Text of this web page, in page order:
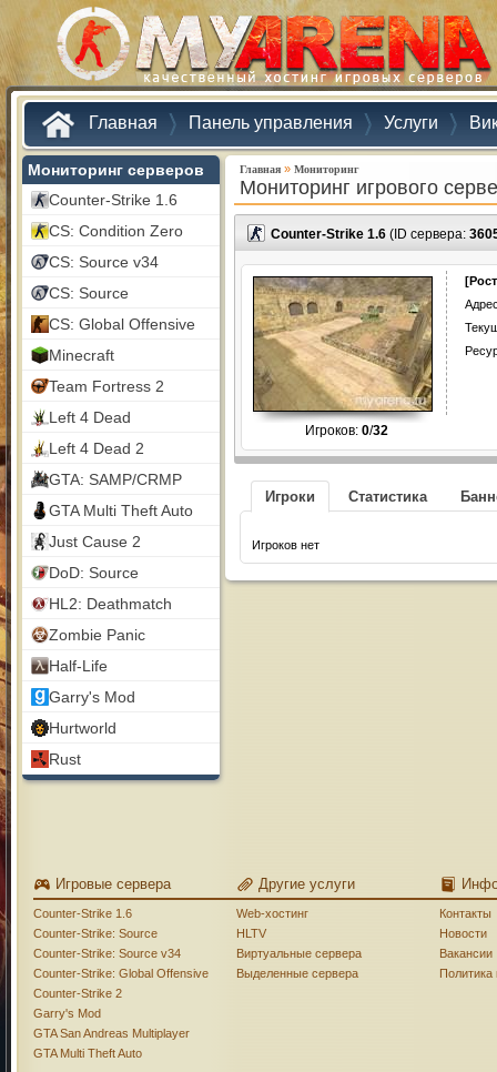
Главная Панель управления Услуги
Мониторинг серверов
Counter-Strike 1.6
CS: Condition Zero
CS: Source v34
CS: Source
CS: Global Offensive
Minecraft
Team Fortress 2
Left 4 Dead
Left 4 Dead 2
GTA: SAMP/CRMP
GTA Multi Theft Auto
Just Cause 2
DoD: Source
HL2: Deathmatch
Zombie Panic
Half-Life
Garry's Mod
Hurtworld
Rust
Главная » Мониторинг
Мониторинг игрового
Counter-Strike 1.6 (ID сервера:
Игроков: 0/32
Игроки Статистика
Игроков нет
Игровые сервера
Counter-Strike 1.6
Counter-Strike: Source
Counter-Strike: Source v34
Counter-Strike: Global Offensive
Counter-Strike 2
Garry's Mod
GTA San Andreas Multiplayer
GTA Multi Theft Auto
Другие услуги
Web-хостинг
HLTV
Виртуальные сервера
Выделенные сервера
Контакты
Новости
Вакансии
Политика